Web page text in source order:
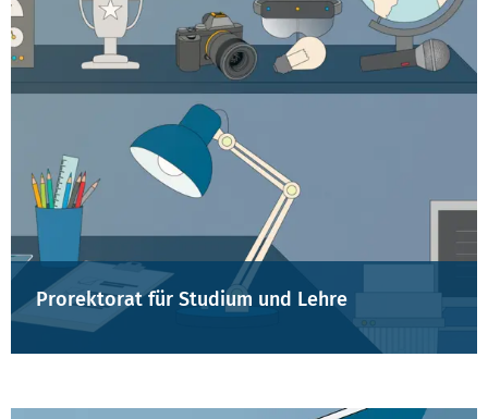
Prorektorat für Studium und Lehre